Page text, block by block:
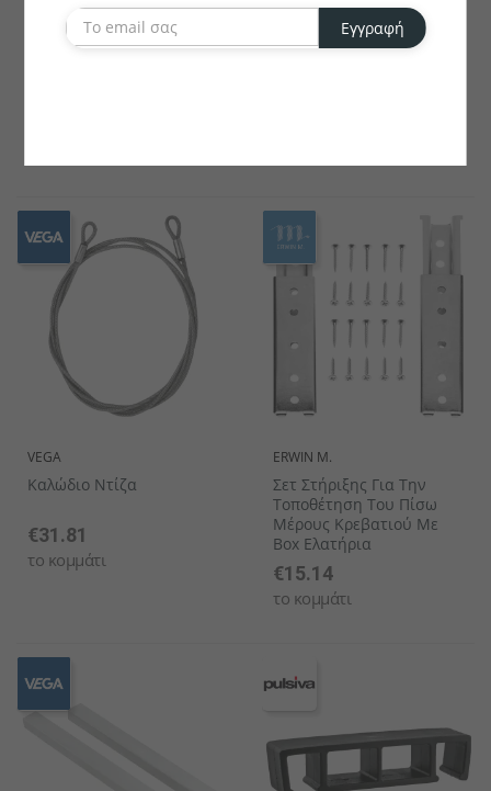
Σετ Ποδιών Armando 4
BUZIL
Σπρέι Φροντίδας Για
VEGA
Καλώδιο Ντίζα
€31.81
το κομμάτι
ERWIN M.
Σετ Στήριξης Για Την
Τοποθέτηση Του Πίσω
Μέρους Κρεβατιού Με
Box Ελατήρια
€15.14
το κομμάτι
Εγγραφή